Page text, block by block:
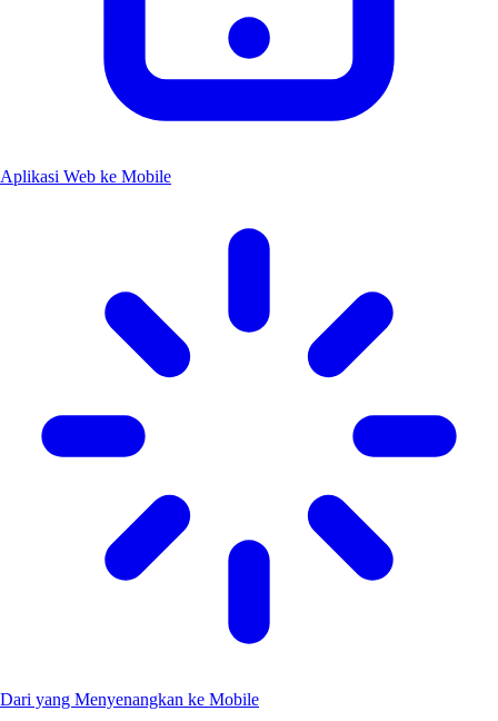
Aplikasi Web ke Mobile
Dari yang Menyenangkan ke Mobile